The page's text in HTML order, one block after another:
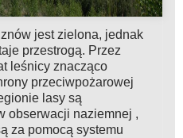
jest zielona, jednak
przestrogą. Przez
leśnicy znacząco
przeciwpożarowej
lasy są
obserwacji naziemnej ,
za pomocą systemu